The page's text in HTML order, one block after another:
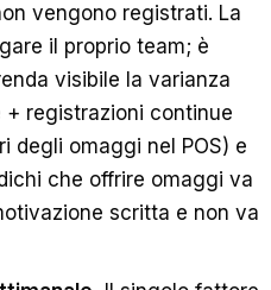
vengono registrati. La
il proprio team; è
visibile la varianza
registrazioni continue
degli omaggi nel POS) e
che offrire omaggi va
scritta e non va